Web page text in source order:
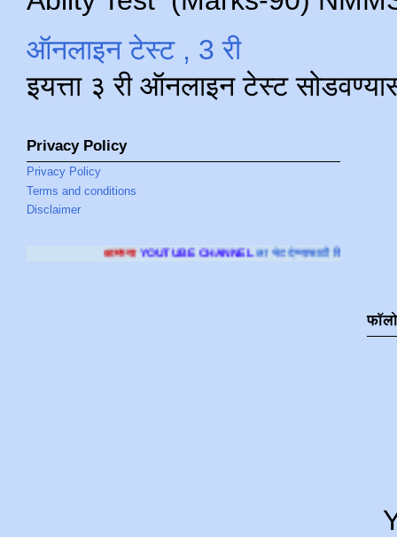
ऑनलाइन टेस्ट , 3 री
इयत्ता ३ री ऑनलाइन टेस्ट
Privacy Policy
Privacy Policy
Terms and conditions
Disclaimer
YOUTUBE CHANNELला भेट देण्यासाठी क्लिक करा.